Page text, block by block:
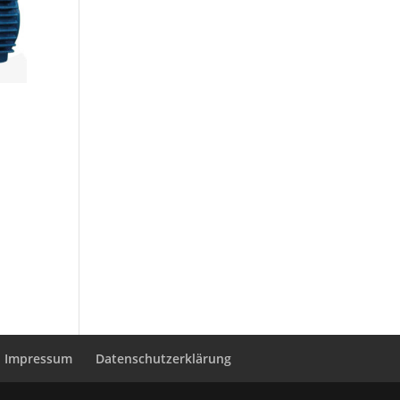
Impressum Datenschutzerklärung